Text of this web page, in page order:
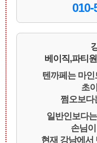
010-
베이직,파티
텐까페는 마
초
쩜오보다
일반인보다
손님
현재 강남에서